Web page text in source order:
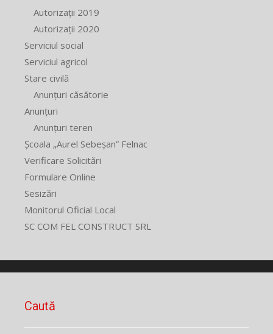
Autorizații 2019
Autorizații 2020
Serviciul social
Serviciul agricol
Stare civilă
Anunțuri căsătorie
Anunțuri
Anunțuri teren
Școala „Aurel Sebeșan” Felnac
Verificare Solicitări
Formulare Online
Sesizări
Monitorul Oficial Local
SC COM FEL CONSTRUCT SRL
Caută